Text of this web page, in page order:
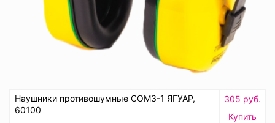
Наушники противошумные СОМЗ-1 ЯГУАР,
60100
305 руб.
Купить